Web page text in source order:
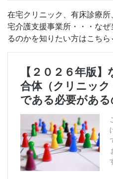
在宅クリニック、有床診療
宅介護支援事業所・・・な
るのかを知りたい方はこち